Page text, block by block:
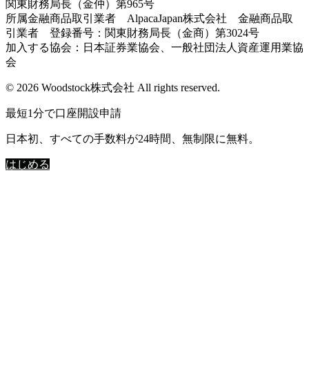
関東財務局長（金仲）第965号
所属金融商品取引業者 AlpacaJapan株式会社 金融商品取
引業者 登録番号：関東財務局長（金商）第3024号
加入する協会：日本証券業協会、一般社団法人資産運用業協
会
© 2026 Woodstock株式会社 All rights reserved.
最短1分で口座開設申請
日本初、すべての手数料が24時間、無制限に無料。
はじめる